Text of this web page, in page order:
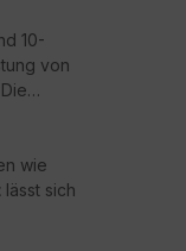
10-
von
wie
lässt sich